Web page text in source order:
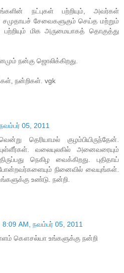
நட்புகள் பற்றியும், அவர்கள்
சேவைகளுகும் செய்த மற்றும்
மிக அருமையாகத் தொகுத்து
நன்கு ஜொலிக்கிறது.
நன்றிகள். vgk
05, 2011
தெரியாமல் குழம்பியிருந்தேன்.
வலையுலகில் அனைவரையும்
நெகிழ வைக்கிறது. புதிதாய்
நினைவில் வையுங்கள்.
உண்டு. நன்றி.
8:09 AM, நவம்பர் 05, 2011
கௌசல்யா உங்களுக்கு நன்றி